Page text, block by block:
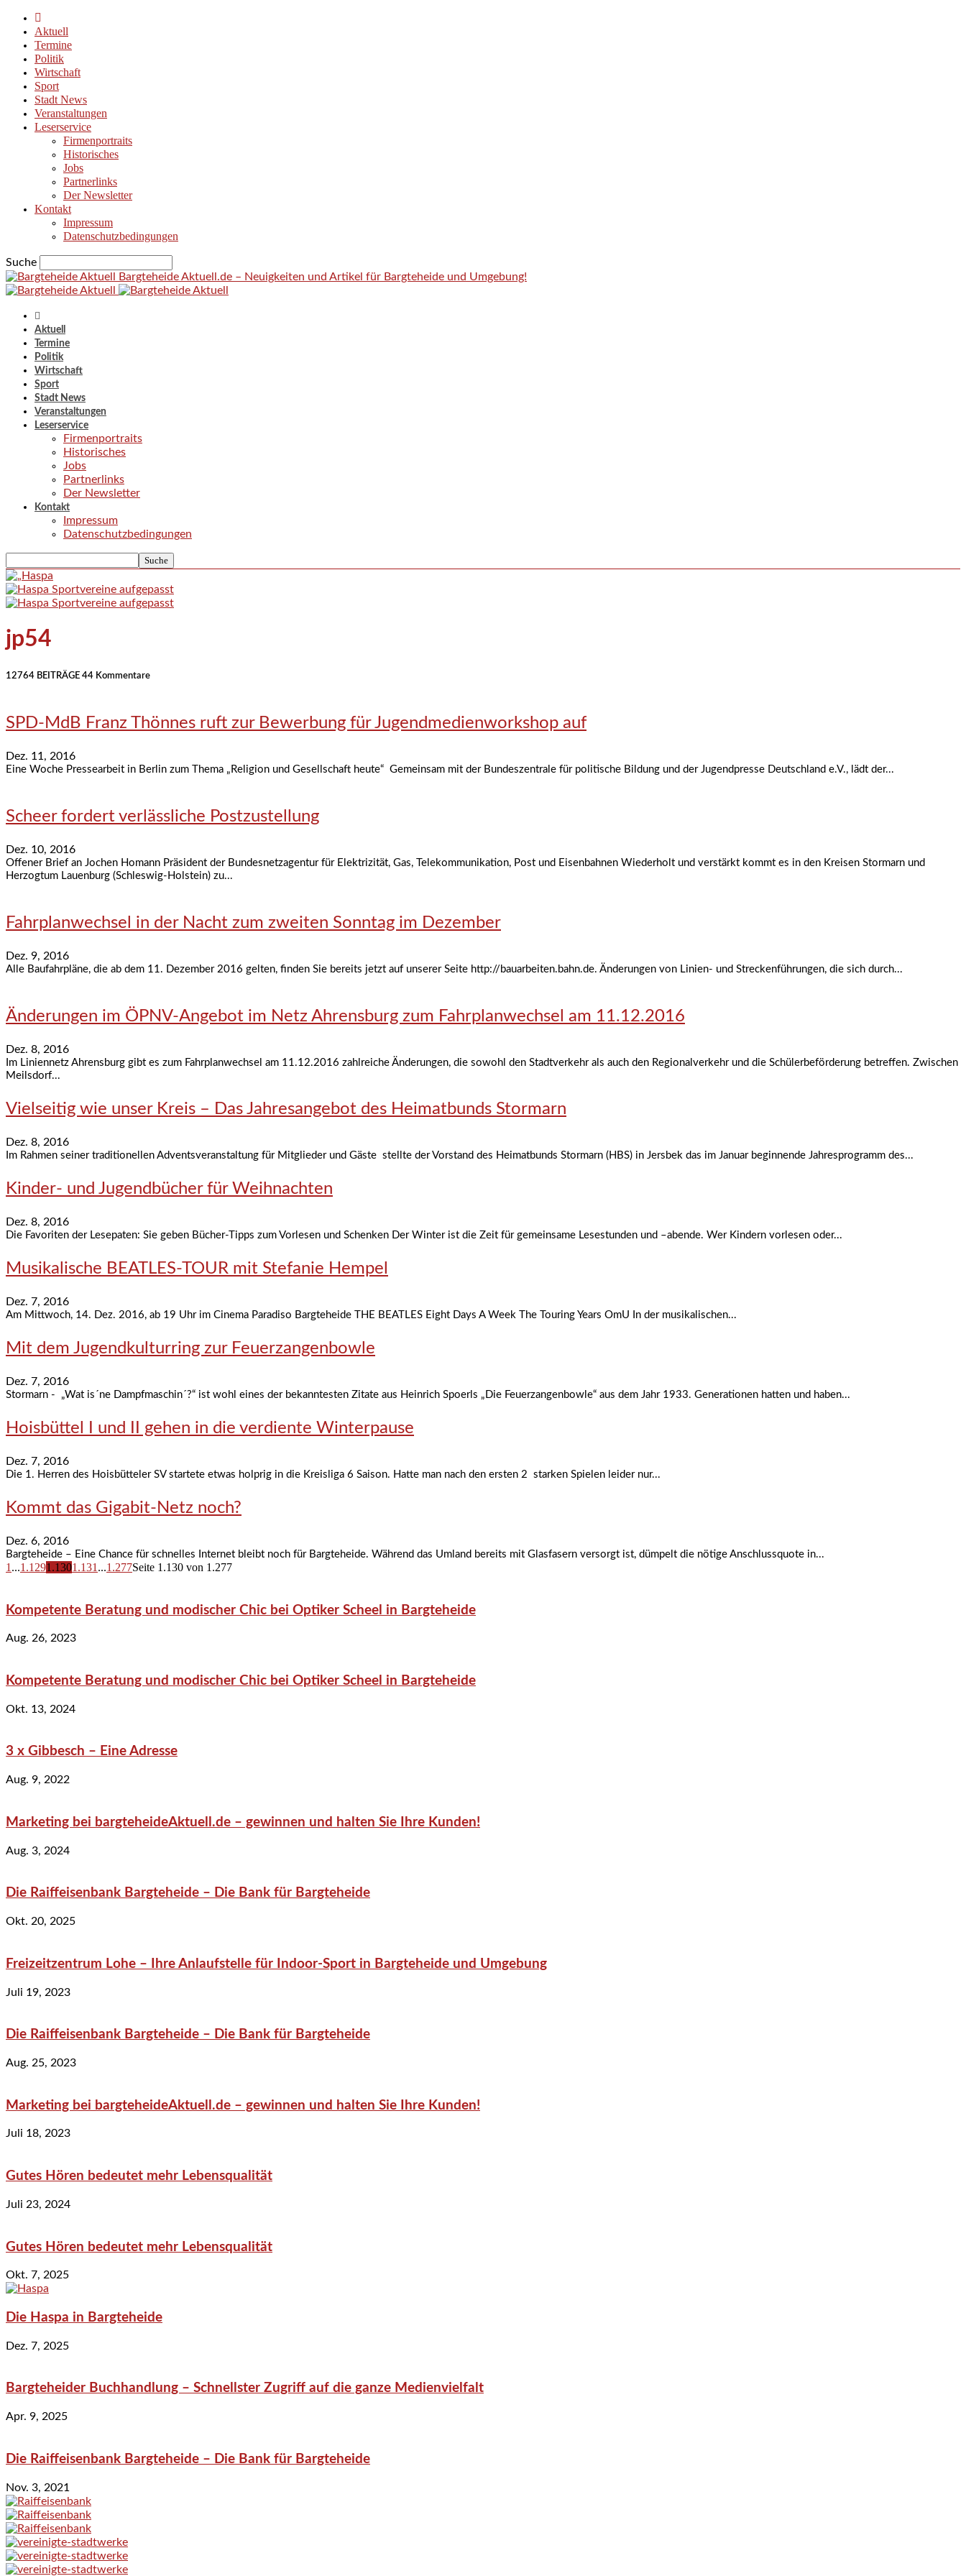
Aktuell
Termine
Politik
Wirtschaft
Sport
Stadt News
Veranstaltungen
Leserservice
Firmenportraits
Historisches
Jobs
Partnerlinks
Der Newsletter
Kontakt
Impressum
Datenschutzbedingungen
Suche
Bargteheide Aktuell.de – Neuigkeiten und Artikel für Bargteheide und Umgebung!
Aktuell
Termine
Politik
Wirtschaft
Sport
Stadt News
Veranstaltungen
Leserservice
Firmenportraits
Historisches
Jobs
Partnerlinks
Der Newsletter
Kontakt
Impressum
Datenschutzbedingungen
jp54
12764 BEITRÄGE 44 Kommentare
SPD-MdB Franz Thönnes ruft zur Bewerbung für Jugendmedienworkshop auf
Dez. 11, 2016
Eine Woche Pressearbeit in Berlin zum Thema „Religion und Gesellschaft heute“ Gemeinsam mit der Bundeszentrale für politische Bildung und der Jugendpresse Deutschland e.V., lädt der...
Scheer fordert verlässliche Postzustellung
Dez. 10, 2016
Offener Brief an Jochen Homann Präsident der Bundesnetzagentur für Elektrizität, Gas, Telekommunikation, Post und Eisenbahnen Wiederholt und verstärkt kommt es in den Kreisen Stormarn und
Herzogtum Lauenburg (Schleswig-Holstein) zu...
Fahrplanwechsel in der Nacht zum zweiten Sonntag im Dezember
Dez. 9, 2016
Alle Baufahrpläne, die ab dem 11. Dezember 2016 gelten, finden Sie bereits jetzt auf unserer Seite http://bauarbeiten.bahn.de. Änderungen von Linien- und Streckenführungen, die sich durch...
Änderungen im ÖPNV-Angebot im Netz Ahrensburg zum Fahrplanwechsel am 11.12.2016
Dez. 8, 2016
Im Liniennetz Ahrensburg gibt es zum Fahrplanwechsel am 11.12.2016 zahlreiche Änderungen, die sowohl den Stadtverkehr als auch den Regionalverkehr und die Schülerbeförderung betreffen. Zwischen
Meilsdorf...
Vielseitig wie unser Kreis – Das Jahresangebot des Heimatbunds Stormarn
Dez. 8, 2016
Im Rahmen seiner traditionellen Adventsveranstaltung für Mitglieder und Gäste stellte der Vorstand des Heimatbunds Stormarn (HBS) in Jersbek das im Januar beginnende Jahresprogramm des...
Kinder- und Jugendbücher für Weihnachten
Dez. 8, 2016
Die Favoriten der Lesepaten: Sie geben Bücher-Tipps zum Vorlesen und Schenken Der Winter ist die Zeit für gemeinsame Lesestunden und –abende. Wer Kindern vorlesen oder...
Musikalische BEATLES-TOUR mit Stefanie Hempel
Dez. 7, 2016
Am Mittwoch, 14. Dez. 2016, ab 19 Uhr im Cinema Paradiso Bargteheide THE BEATLES Eight Days A Week The Touring Years OmU In der musikalischen...
Mit dem Jugendkulturring zur Feuerzangenbowle
Dez. 7, 2016
Stormarn - „Wat is´ne Dampfmaschin´?“ ist wohl eines der bekanntesten Zitate aus Heinrich Spoerls „Die Feuerzangenbowle“ aus dem Jahr 1933. Generationen hatten und haben...
Hoisbüttel I und II gehen in die verdiente Winterpause
Dez. 7, 2016
Die 1. Herren des Hoisbütteler SV startete etwas holprig in die Kreisliga 6 Saison. Hatte man nach den ersten 2 starken Spielen leider nur...
Kommt das Gigabit-Netz noch?
Dez. 6, 2016
Bargteheide – Eine Chance für schnelles Internet bleibt noch für Bargteheide. Während das Umland bereits mit Glasfasern versorgt ist, dümpelt die nötige Anschlussquote in...
1 ...1.1291.1301.131 ...1.277Seite 1.130 von 1.277
Kompetente Beratung und modischer Chic bei Optiker Scheel in Bargteheide
Aug. 26, 2023
Kompetente Beratung und modischer Chic bei Optiker Scheel in Bargteheide
Okt. 13, 2024
3 x Gibbesch – Eine Adresse
Aug. 9, 2022
Marketing bei bargteheideAktuell.de – gewinnen und halten Sie Ihre Kunden!
Aug. 3, 2024
Die Raiffeisenbank Bargteheide – Die Bank für Bargteheide
Okt. 20, 2025
Freizeitzentrum Lohe – Ihre Anlaufstelle für Indoor-Sport in Bargteheide und Umgebung
Juli 19, 2023
Die Raiffeisenbank Bargteheide – Die Bank für Bargteheide
Aug. 25, 2023
Marketing bei bargteheideAktuell.de – gewinnen und halten Sie Ihre Kunden!
Juli 18, 2023
Gutes Hören bedeutet mehr Lebensqualität
Juli 23, 2024
Gutes Hören bedeutet mehr Lebensqualität
Okt. 7, 2025
Die Haspa in Bargteheide
Dez. 7, 2025
Bargteheider Buchhandlung – Schnellster Zugriff auf die ganze Medienvielfalt
Apr. 9, 2025
Die Raiffeisenbank Bargteheide – Die Bank für Bargteheide
Nov. 3, 2021